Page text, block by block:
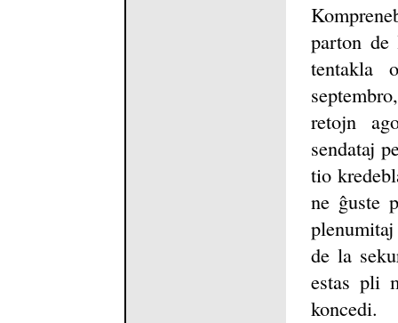
parton
tentakla
retojn
sendataj
tio
ne ĝuste
de la
estas pli
koncedi.